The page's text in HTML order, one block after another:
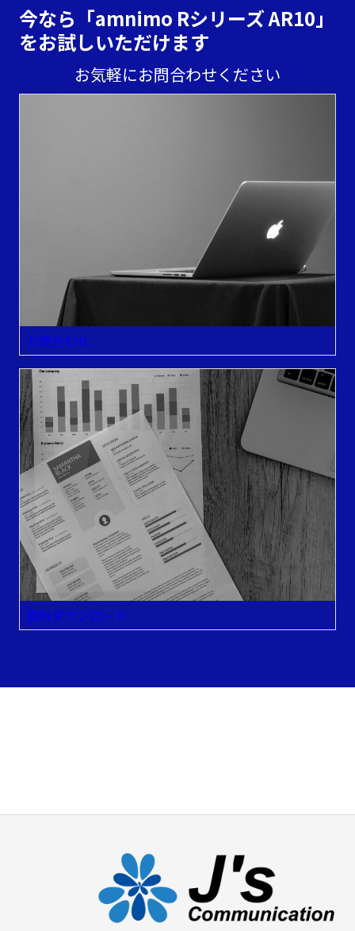
今なら「amnimo Rシリーズ AR10」
をお試しいただけます
お気軽にお問合わせください
お問合わせ
資料ダウンロード